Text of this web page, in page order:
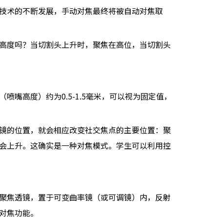
术的不断发展，手动对焦最终将被自动对焦取
度吗？当切割头上升时，聚焦在高位，当切割头
嘴高度）约为0.5-1.5毫米，可以视为固定值，
的位置，就会相应改变社交焦点的主要位置：聚
上升。这确实是一种对焦模式。学生可以利用控
焦透镜，置于可变曲率镜（或可调镜）内，反射
功能。